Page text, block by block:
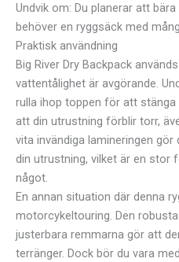
Undvik om: Du planerar att
behöver en ryggsäck med
Praktisk användning
Big River Dry Backpack
vattentålighet är avgörande.
rulla ihop toppen för att
att din utrustning förblir torr,
vita invändiga lamineringen
din utrustning, vilket är en stor
något.
En annan situation där denna
motorcykeltouring. Den
justerbara remmarna gör att
terränger. Dock bör du vara